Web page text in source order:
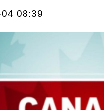
08:39